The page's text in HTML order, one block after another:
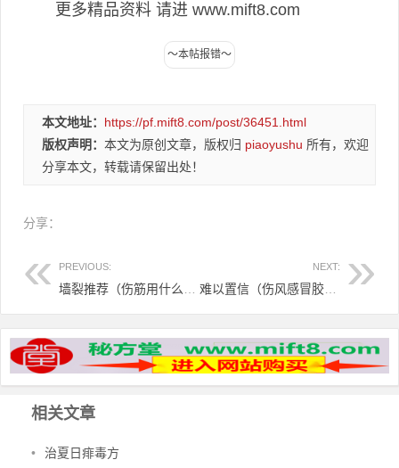
更多精品资料 请进 www.mift8.com
本文地址： https://pf.mift8.com/post/36451.html
版权声明： 本文为原创文章，版权归 piaoyushu 所有，欢迎
分享本文，转载请保留出处！
分享：
PREVIOUS: NEXT:
难以置信（伤风感冒胶囊叫什么名）伤风感冒胶囊的作用与功效，伤风感冒，
相关文章
• 治夏日痱毒方